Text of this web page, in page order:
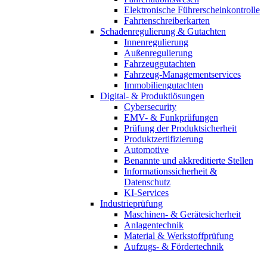
Elektronische Führerscheinkontrolle
Fahrtenschreiberkarten
Schadenregulierung & Gutachten
Innenregulierung
Außenregulierung
Fahrzeuggutachten
Fahrzeug-Managementservices
Immobiliengutachten
Digital- & Produktlösungen
Cybersecurity
EMV- & Funkprüfungen
Prüfung der Produktsicherheit
Produktzertifizierung
Automotive
Benannte und akkreditierte Stellen
Informationssicherheit &
Datenschutz
KI-Services
Industrieprüfung
Maschinen- & Gerätesicherheit
Anlagentechnik
Material & Werkstoffprüfung
Aufzugs- & Fördertechnik